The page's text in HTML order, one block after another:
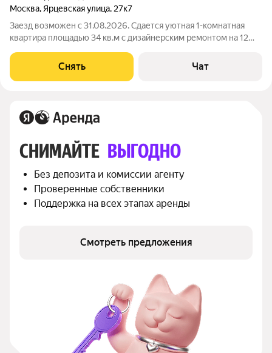
Москва, Ярцевская улица, 27к7
Заезд возможен с 31.08.2026. Сдается уютная 1-комнатная
квартира площадью 34 кв.м с дизайнерским ремонтом на 12
панорамный вид на лесопарк, можно регулярно любоваться
прекрасными закатами. Дом,
Снять Чат
СНИМАЙТЕ ВЫГОДНО
Без депозита и комиссии агенту
Проверенные собственники
Поддержка на всех этапах аренды
Смотреть предложения